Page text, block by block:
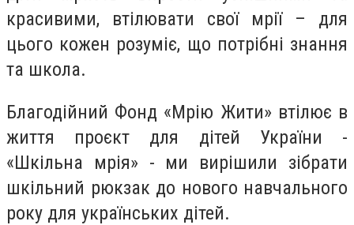
красивими, втілювати свої мрії – для
цього кожен розуміє, що потрібні знання
та школа.
Благодійний Фонд «Мрію Жити» втілює в
життя проєкт для дітей України -
«Шкільна мрія» - ми вирішили зібрати
шкільний рюкзак до нового навчального
року для українських дітей.